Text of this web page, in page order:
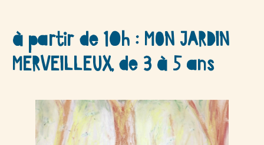
à partir de 10h : MON JARDIN
MERVEILLEUX, de 3 à 5 ans